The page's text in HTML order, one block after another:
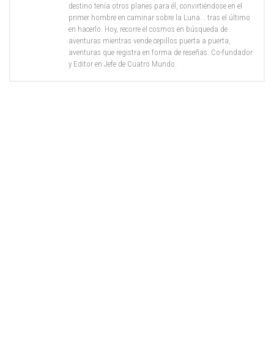
destino tenía otros planes para él, convirtiéndose en el
primer hombre en caminar sobre la Luna... tras el último
en hacerlo. Hoy, recorre el cosmos en búsqueda de
aventuras mientras vende cepillos puerta a puerta,
aventuras que registra en forma de reseñas. Co-fundador
y Editor en Jefe de Cuatro Mundo.